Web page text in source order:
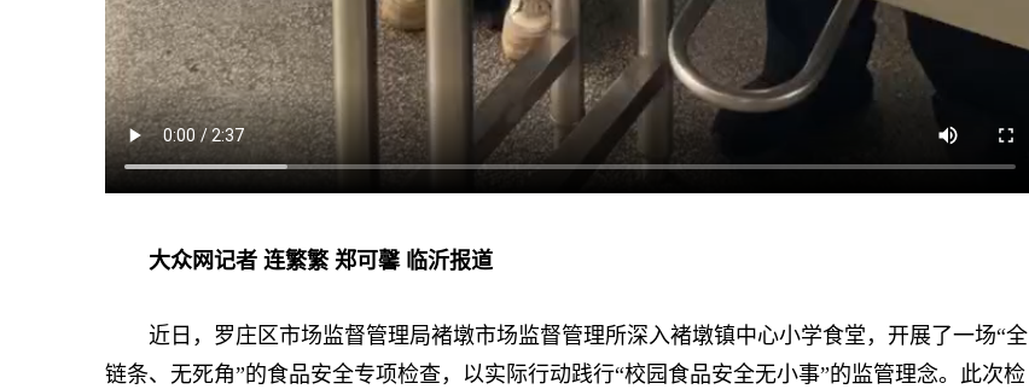
大众网记者 连繁繁 郑可馨 临沂报道
近日，罗庄区市场监督管理局褚墩市场监督管理所深入褚墩镇中心小学食堂，开展了一场“全
链条、无死角”的食品安全专项检查，以实际行动践行“校园食品安全无小事”的监管理念。此次检